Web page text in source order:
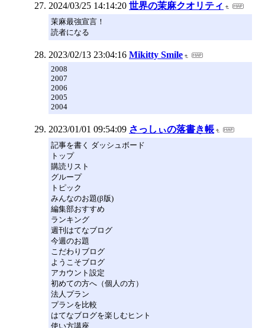
2024/03/25 14:14:20 世界の茉麻クオリティ
茉麻最強宣言！
読者になる
2023/02/13 23:04:16 Mikitty Smile
2008
2007
2006
2005
2004
2023/01/01 09:54:09 さっしぃの落書き帳
記事を書く ダッシュボード
トップ
購読リスト
グループ
トピック
みんなのお題(β版)
編集部おすすめ
ランキング
週刊はてなブログ
今週のお題
こだわりブログ
ようこそブログ
アカウント設定
初めての方へ（個人の方）
法人プラン
プランを比較
はてなブログを楽しむヒント
使い方講座